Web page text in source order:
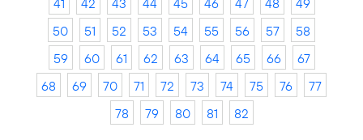
41
42 43 44 45 46 47 48
49
50
51 52 53 54 55 56 57
58
59
60 61 62 63 64 65 66
67
68
69 70 71 72 73 74 75 76
77
78
79 80 81 82